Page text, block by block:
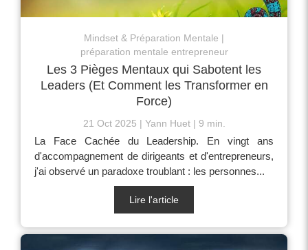
Mindset & Préparation Mentale
préparation mentale entrepreneur
Les 3 Pièges Mentaux qui Sabotent les
Leaders (Et Comment les Transformer en
Force)
21 Oct 2025 Yann Huet 9 min.
La Face Cachée du Leadership. En vingt ans
d'accompagnement de dirigeants et d'entrepreneurs,
j'ai observé un paradoxe troublant : les personnes...
Lire l'article